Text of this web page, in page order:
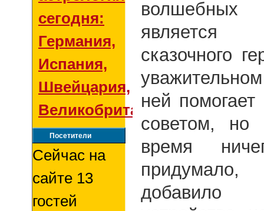
сегодня:
Германия,
Испания,
Швейцария,
Великобритания
Посетители
Сейчас на
сайте 13
гостей
волшебных
является
сказочного
ней
советом,
время
добавило